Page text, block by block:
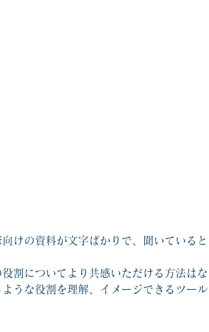
けの資料が文字ばかりで、聞いている
割についてより共感いただける方法はな
うな役割を理解、イメージできるツール